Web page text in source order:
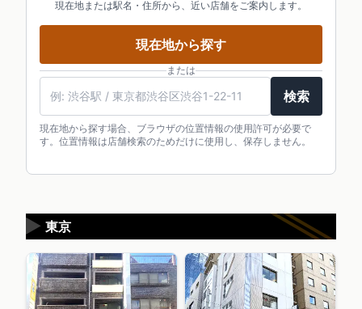
現在地または駅名・住所から、近い店舗をご案内します。
現在地から探す
または
検索
現在地から探す場合、ブラウザの位置情報の使用許可が必要で
す。位置情報は店舗検索のためだけに使用し、保存しません。
東京
▶